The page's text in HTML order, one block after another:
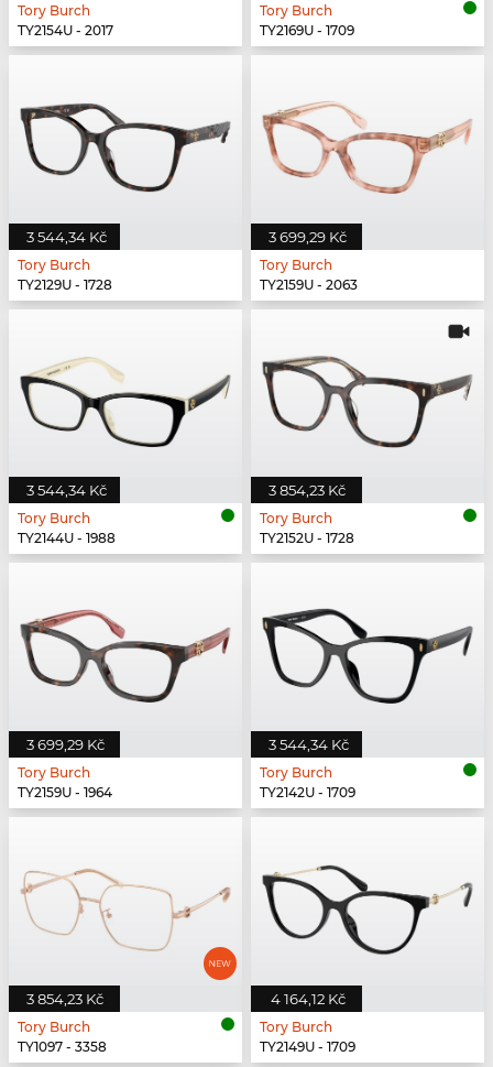
Tory Burch
TY2154U - 2017
Tory Burch
TY2169U - 1709
3 544,34 Kč
Tory Burch
TY2129U - 1728
3 699,29 Kč
Tory Burch
TY2159U - 2063
3 544,34 Kč
Tory Burch
TY2144U - 1988
3 854,23 Kč
Tory Burch
TY2152U - 1728
3 699,29 Kč
Tory Burch
TY2159U - 1964
3 544,34 Kč
Tory Burch
TY2142U - 1709
3 854,23 Kč
Tory Burch
TY1097 - 3358
4 164,12 Kč
Tory Burch
TY2149U - 1709